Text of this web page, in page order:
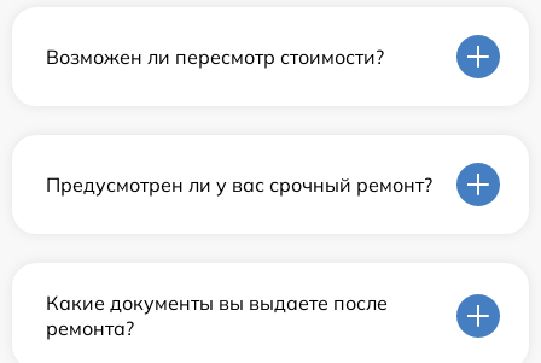
Возможен ли пересмотр стоимости?
Предусмотрен ли у вас срочный ремонт?
Какие документы вы выдаете после
ремонта?